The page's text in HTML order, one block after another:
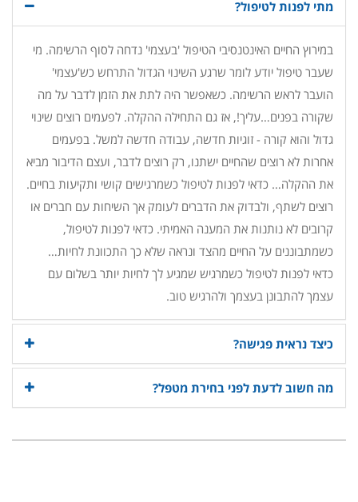
מתי לפנות לטיפול?
במירוץ החיים האינטנסיבי הטיפול 'בעצמי' נדחה לסוף הרשימה. מי
שעבר טיפול יודע לומר שרגע השינוי הגדול התרחש כש'עצמי'
הועבר לראש הרשימה. כשאפשר היה לתת את הזמן לדבר על מה
שקורה בפנים…עליך!, אז גם התחילה ההקלה. לפעמים רוצים שינוי
גדול והוא קורה - זוגיות חדשה, עבודה חדשה למשל. בפעמים
אחרות לא רוצים שהחיים ישתנו, רק רוצים לדבר, ועצם הדיבור מביא
את ההקלה… כדאי לפנות לטיפול כשמרגישים קושי ותקיעות בחיים.
רוצים לשתף, ולבדוק את הדברים לעומק אך השיחות עם חברים או
קרובים לא נותנות את המענה האמיתי. כדאי לפנות לטיפול,
כשמתבוננים על החיים מהצד ונראה שלא כך התכוונת לחיות…
כדאי לפנות לטיפול כשמרגיש שמגיע לך לחיות יותר בשלום עם
עצמך להתבונן בעצמך ולהרגיש טוב.
כיצד נראית פגישה?
מה חשוב לדעת לפני בחירת מטפל?